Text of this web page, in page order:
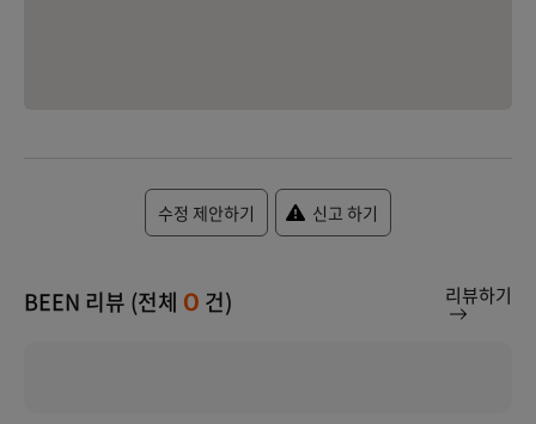
수정 제안하기 신고 하기
BEEN 리뷰 (전체 0 건) 리뷰하기